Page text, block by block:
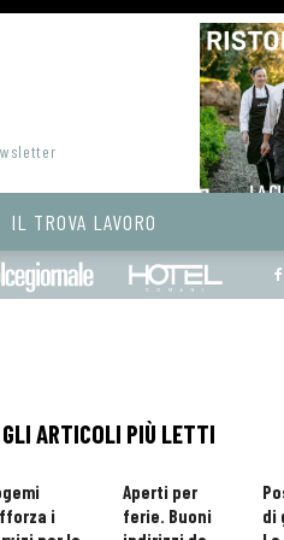
IL TROVA LAVORO
Bargiornale dolcegiornale
GLI ARTICOLI PIÙ LETTI
i
Aperti per
ferie. Buoni
di